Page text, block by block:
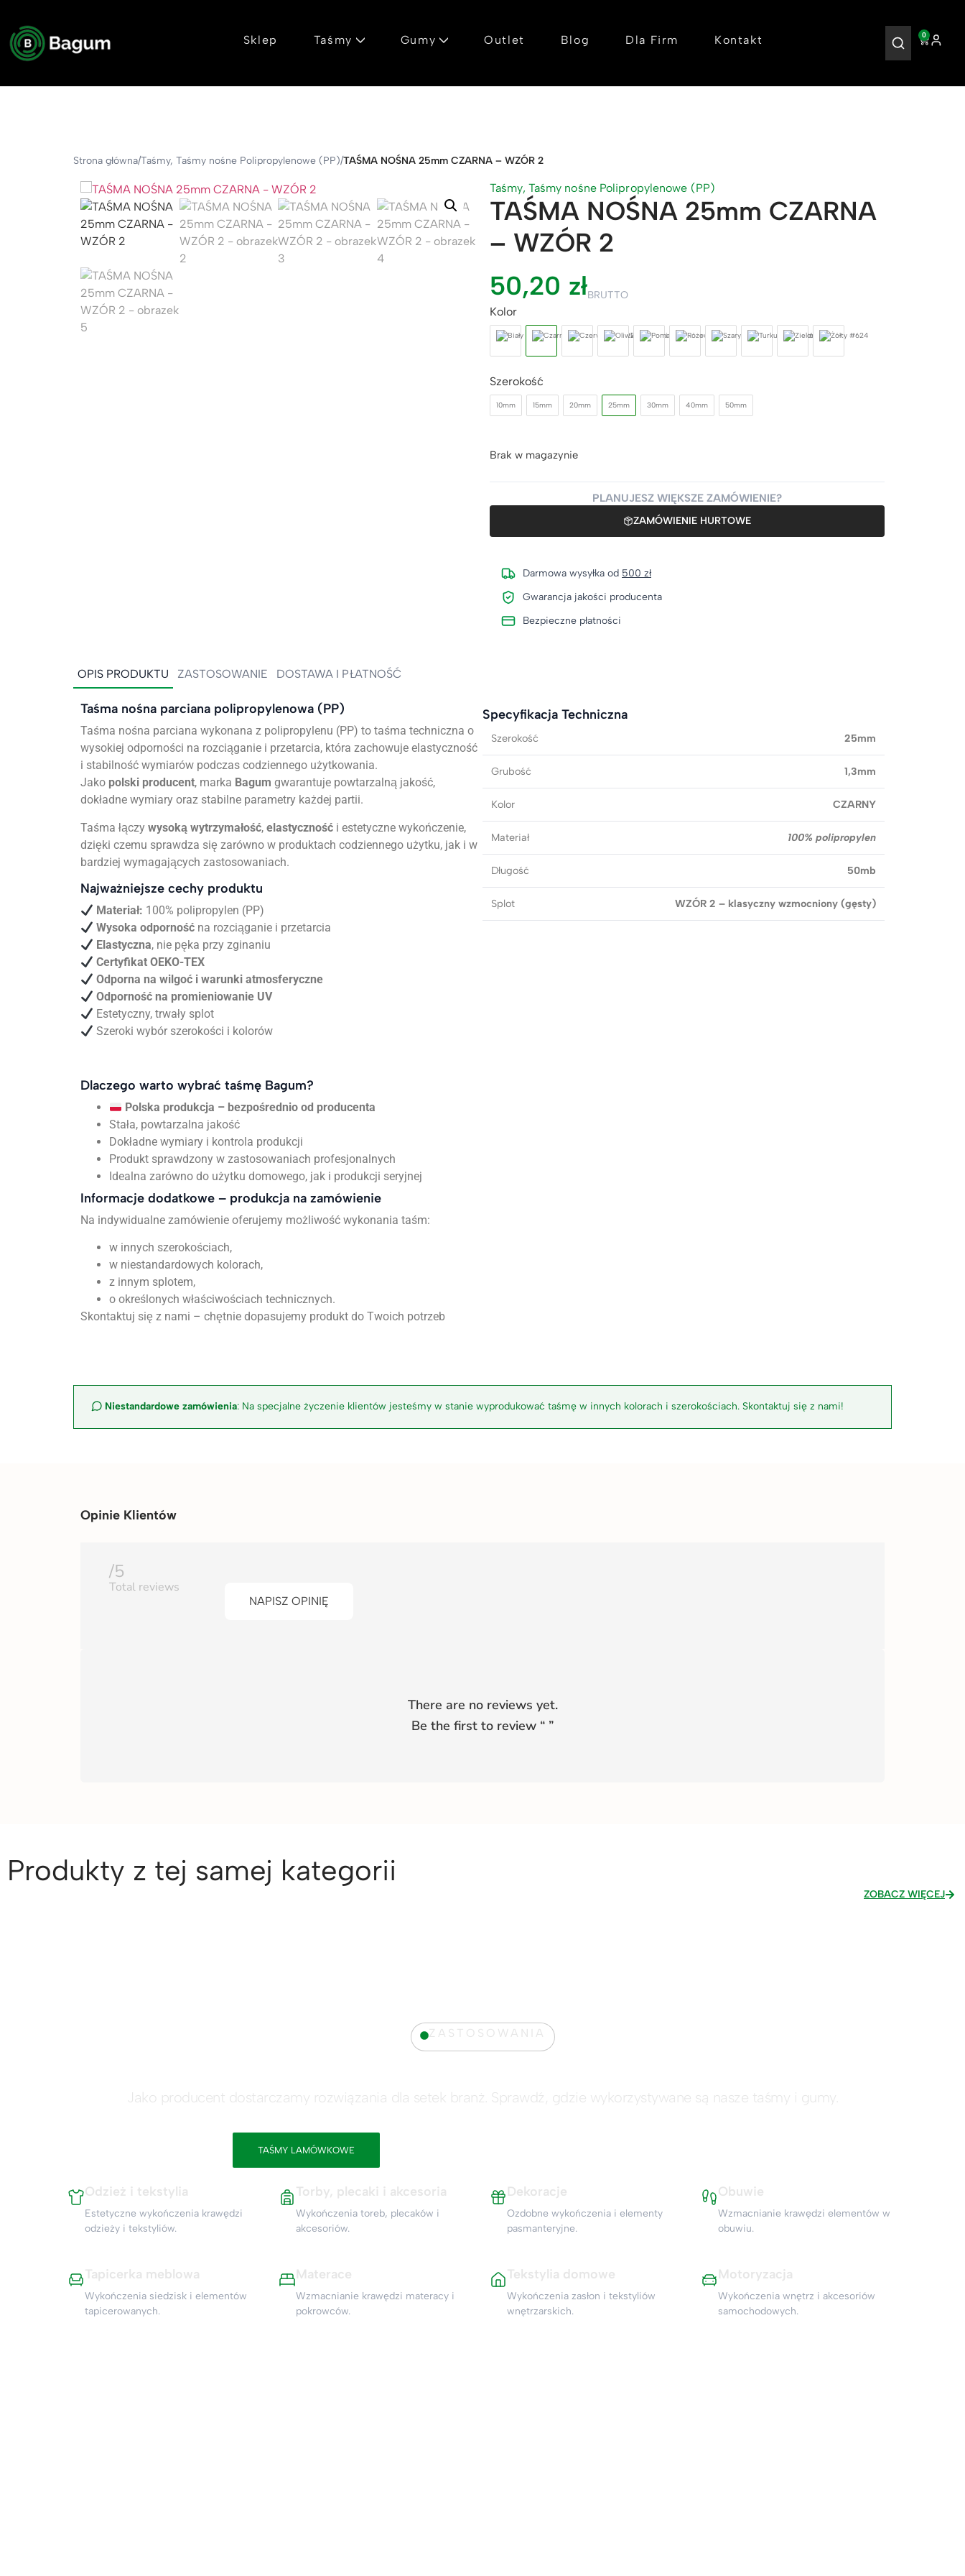
Sklep Taśmy Gumy Outlet Blog Dla Firm Kontakt 0
Strona główna/Taśmy, Taśmy nośne Polipropylenowe (PP)/TAŚMA NOŚNA 25mm CZARNA – WZÓR 2
Taśmy, Taśmy nośne Polipropylenowe (PP)
TAŚMA NOŚNA 25mm CZARNA
– WZÓR 2
50,20 złBRUTTO
Kolor
Szerokość
10mm 15mm 20mm 25mm 30mm 40mm 50mm
Brak w magazynie
PLANUJESZ WIĘKSZE ZAMÓWIENIE?
ZAMÓWIENIE HURTOWE
Darmowa wysyłka od 500 zł
Gwarancja jakości producenta
Bezpieczne płatności
OPIS PRODUKTU ZASTOSOWANIE DOSTAWA I PŁATNOŚĆ
Taśma nośna parciana polipropylenowa (PP)
Taśma nośna parciana wykonana z polipropylenu (PP) to taśma techniczna o
wysokiej odporności na rozciąganie i przetarcia, która zachowuje elastyczność
i stabilność wymiarów podczas codziennego użytkowania.
Jako polski producent, marka Bagum gwarantuje powtarzalną jakość,
dokładne wymiary oraz stabilne parametry każdej partii.
Taśma łączy wysoką wytrzymałość, elastyczność i estetyczne wykończenie,
dzięki czemu sprawdza się zarówno w produktach codziennego użytku, jak i w
bardziej wymagających zastosowaniach.
Najważniejsze cechy produktu
Materiał: 100% polipropylen (PP)
Wysoka odporność na rozciąganie i przetarcia
Elastyczna, nie pęka przy zginaniu
Certyfikat OEKO-TEX
Odporna na wilgoć i warunki atmosferyczne
Odporność na promieniowanie UV
Estetyczny, trwały splot
Szeroki wybór szerokości i kolorów
Dlaczego warto wybrać taśmę Bagum?
Polska produkcja – bezpośrednio od producenta
Stała, powtarzalna jakość
Dokładne wymiary i kontrola produkcji
Produkt sprawdzony w zastosowaniach profesjonalnych
Idealna zarówno do użytku domowego, jak i produkcji seryjnej
Informacje dodatkowe – produkcja na zamówienie
Na indywidualne zamówienie oferujemy możliwość wykonania taśm:
w innych szerokościach,
w niestandardowych kolorach,
z innym splotem,
o określonych właściwościach technicznych.
Skontaktuj się z nami – chętnie dopasujemy produkt do Twoich potrzeb
Specyfikacja Techniczna
Szerokość 25mm
Grubość 1,3mm
Kolor CZARNY
Materiał 100% polipropylen
Długość 50mb
Splot WZÓR 2 – klasyczny wzmocniony (gęsty)
Niestandardowe zamówienia: Na specjalne życzenie klientów jesteśmy w stanie wyprodukować taśmę w innych kolorach i szerokościach. Skontaktuj się z nami!
Opinie Klientów
/5
Total reviews
NAPISZ OPINIĘ
There are no reviews yet.
Be the first to review “ ”
Produkty z tej samej kategorii
ZOBACZ WIĘCEJ
ZASTOSOWANIA
Jako producent dostarczamy rozwiązania dla setek branż. Sprawdź, gdzie wykorzystywane są nasze taśmy i gumy.
TAŚMY LAMÓWKOWE
Odzież i tekstylia
Estetyczne wykończenia krawędzi
odzieży i tekstyliów.
Torby, plecaki i akcesoria
Wykończenia toreb, plecaków i
akcesoriów.
Dekoracje
Ozdobne wykończenia i elementy
pasmanteryjne.
Obuwie
Wzmacnianie krawędzi elementów w
obuwiu.
Tapicerka meblowa
Wykończenia siedzisk i elementów
tapicerowanych.
Materace
Wzmacnianie krawędzi materacy i
pokrowców.
Tekstylia domowe
Wykończenia zasłon i tekstyliów
wnętrzarskich.
Motoryzacja
Wykończenia wnętrz i akcesoriów
samochodowych.